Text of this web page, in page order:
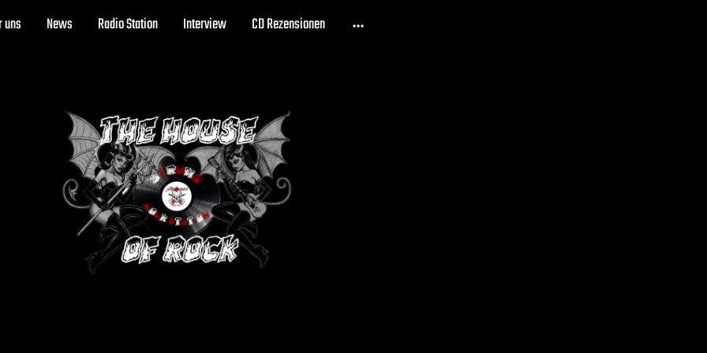
uns News Radio Station Interview CD Rezensionen